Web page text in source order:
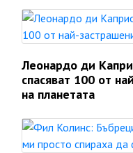
Леонардо ди
спасяват 100 от
на планетата